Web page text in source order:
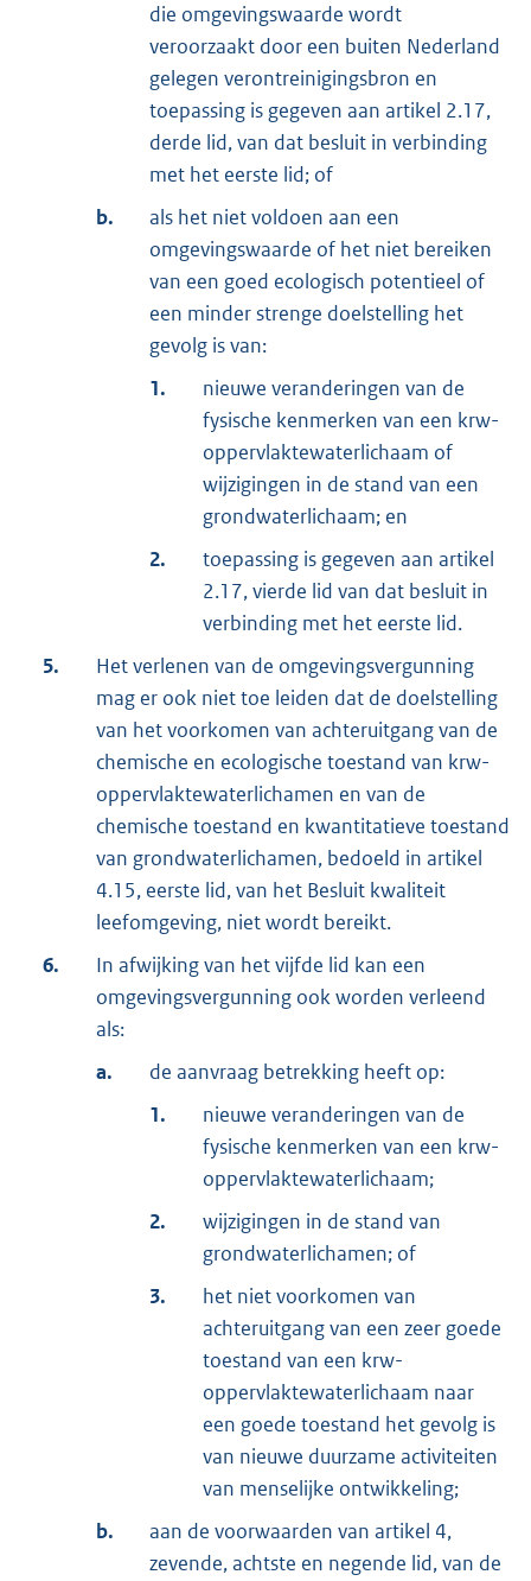
die omgevingswaarde wordt
veroorzaakt door een buiten Nederland
gelegen verontreinigingsbron en
toepassing is gegeven aan artikel 2.17,
derde lid, van dat besluit in verbinding
met het eerste lid; of
b.
als het niet voldoen aan een
omgevingswaarde of het niet bereiken
van een goed ecologisch potentieel of
een minder strenge doelstelling het
gevolg is van:
1.
nieuwe veranderingen van de
fysische kenmerken van een krw-
oppervlaktewaterlichaam of
wijzigingen in de stand van een
grondwaterlichaam; en
2.
toepassing is gegeven aan artikel
2.17, vierde lid van dat besluit in
verbinding met het eerste lid.
5.
Het verlenen van de omgevingsvergunning
mag er ook niet toe leiden dat de doelstelling
van het voorkomen van achteruitgang van de
chemische en ecologische toestand van krw-
oppervlaktewaterlichamen en van de
chemische toestand en kwantitatieve toestand
van grondwaterlichamen, bedoeld in artikel
4.15, eerste lid, van het Besluit kwaliteit
leefomgeving, niet wordt bereikt.
6.
In afwijking van het vijfde lid kan een
omgevingsvergunning ook worden verleend
als:
a.
de aanvraag betrekking heeft op:
1.
nieuwe veranderingen van de
fysische kenmerken van een krw-
oppervlaktewaterlichaam;
2.
wijzigingen in de stand van
grondwaterlichamen; of
3.
het niet voorkomen van
achteruitgang van een zeer goede
toestand van een krw-
oppervlaktewaterlichaam naar
een goede toestand het gevolg is
van nieuwe duurzame activiteiten
van menselijke ontwikkeling;
b.
aan de voorwaarden van artikel 4,
zevende, achtste en negende lid, van de